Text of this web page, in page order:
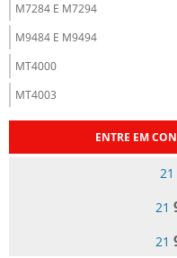
M7284 E M7294
M9484 E M9494
MT4000
MT4003
ENTRE EM
21
21
21